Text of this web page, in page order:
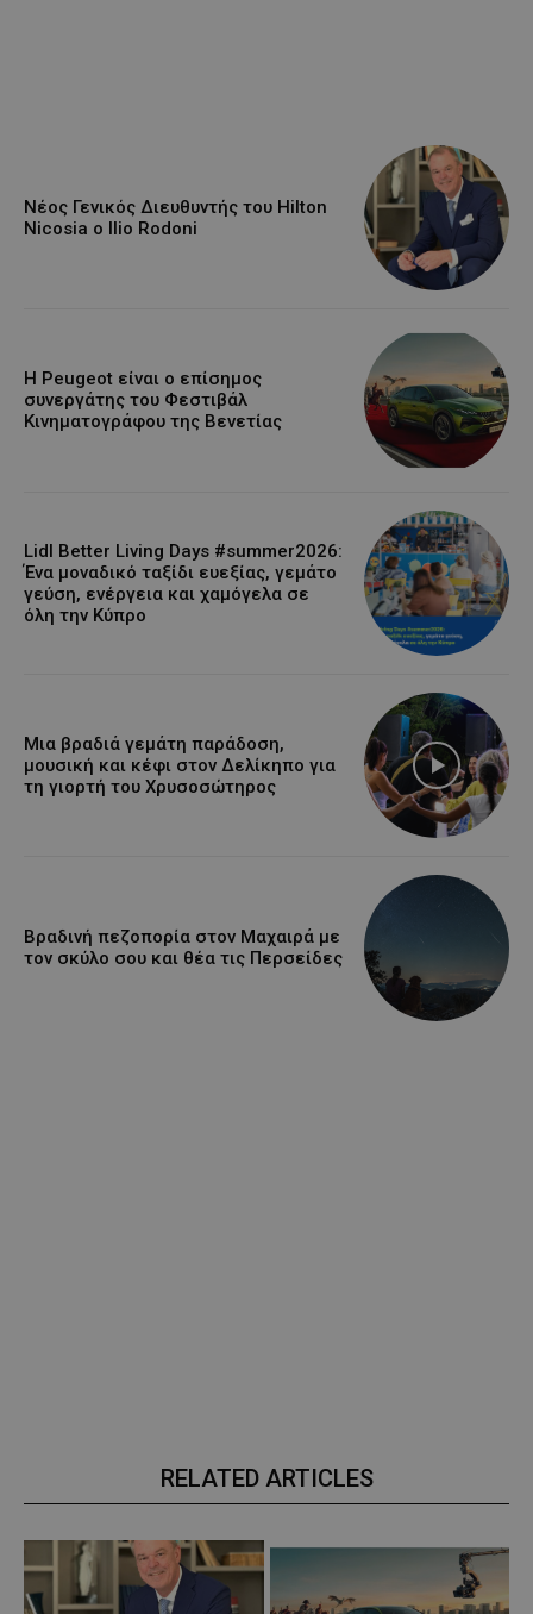
Νέος Γενικός Διευθυντής του Hilton
Nicosia ο Ilio Rodoni
Η Peugeot είναι ο επίσημος
συνεργάτης του Φεστιβάλ
Κινηματογράφου της Βενετίας
Lidl Better Living Days #summer2026:
Ένα μοναδικό ταξίδι ευεξίας, γεμάτο
γεύση, ενέργεια και χαμόγελα σε
όλη την Κύπρο
Μια βραδιά γεμάτη παράδοση,
μουσική και κέφι στον Δελίκηπο για
τη γιορτή του Χρυσοσώτηρος
Βραδινή πεζοπορία στον Μαχαιρά με
τον σκύλο σου και θέα τις Περσείδες
RELATED ARTICLES